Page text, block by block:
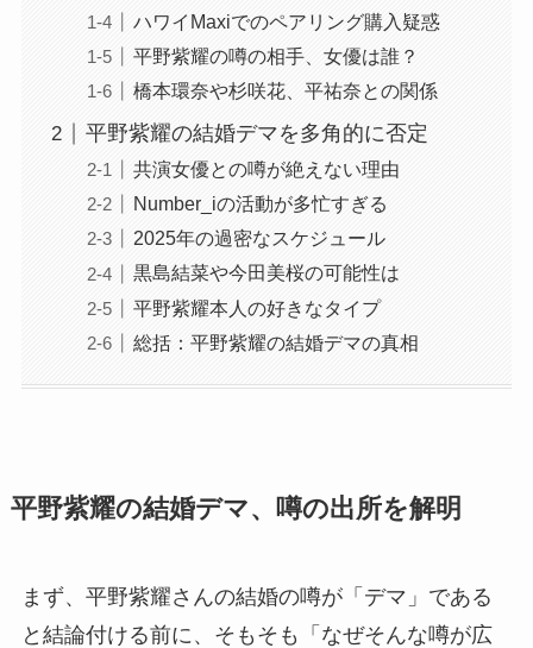
ハワイMaxiでのペアリング購入疑惑
平野紫耀の噂の相手、女優は誰？
橋本環奈や杉咲花、平祐奈との関係
平野紫耀の結婚デマを多角的に否定
共演女優との噂が絶えない理由
Number_iの活動が多忙すぎる
2025年の過密なスケジュール
黒島結菜や今田美桜の可能性は
平野紫耀本人の好きなタイプ
総括：平野紫耀の結婚デマの真相
平野紫耀の結婚デマ、噂の出所を解明
まず、平野紫耀さんの結婚の噂が「デマ」である
と結論付ける前に、そもそも「なぜそんな噂が広